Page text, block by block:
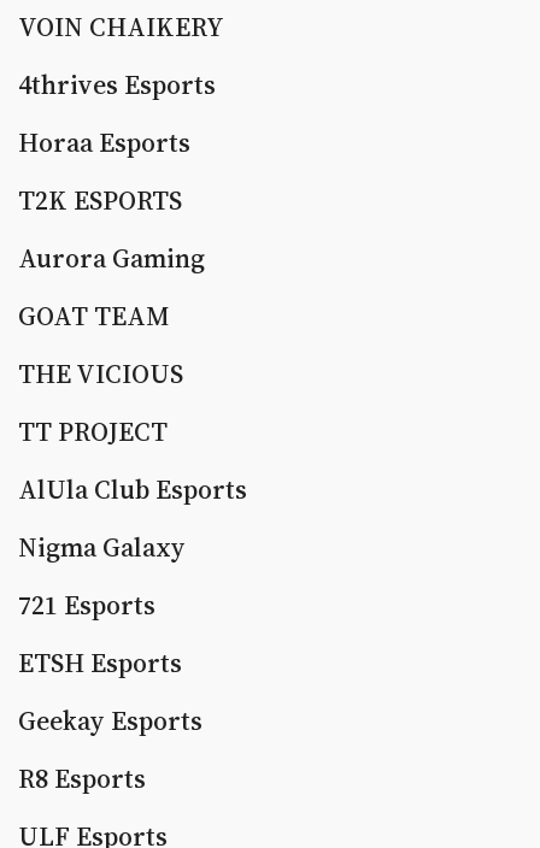
VOIN CHAIKERY
4thrives Esports
Horaa Esports
T2K ESPORTS
Aurora Gaming
GOAT TEAM
THE VICIOUS
TT PROJECT
AlUla Club Esports
Nigma Galaxy
721 Esports
ETSH Esports
Geekay Esports
R8 Esports
ULF Esports